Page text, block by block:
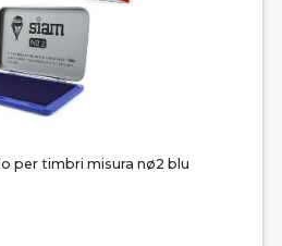
per timbri misura nø2 blu